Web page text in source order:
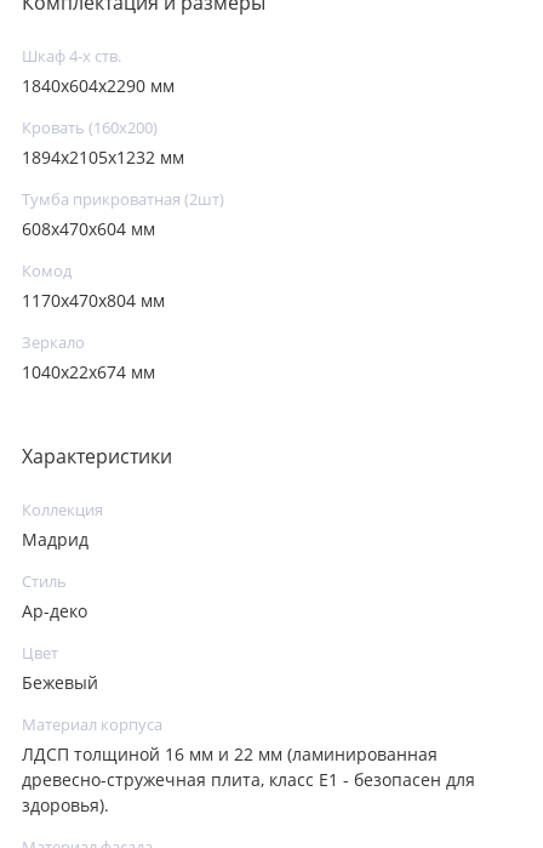
Шкаф 4-х ств.
1840х604х2290 мм
Кровать (160х200)
1894х2105х1232 мм
Тумба прикроватная (2шт)
608х470х604 мм
Комод
1170х470х804 мм
Зеркало
1040х22х674 мм
Характеристики
Коллекция
Мадрид
Стиль
Ар-деко
Цвет
Бежевый
Материал корпуса
ЛДСП толщиной 16 мм и 22 мм (ламинированная
древесно-стружечная плита, класс E1 - безопасен для
здоровья).